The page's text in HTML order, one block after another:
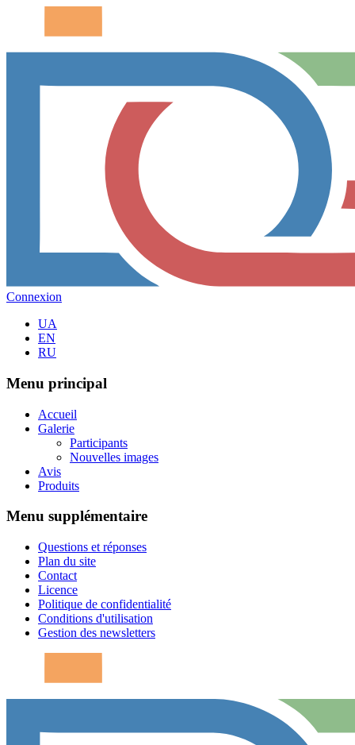
Connexion
UA
EN
RU
Menu principal
Accueil
Galerie
Participants
Nouvelles images
Avis
Produits
Menu supplémentaire
Questions et réponses
Plan du site
Contact
Licence
Politique de confidentialité
Conditions d'utilisation
Gestion des newsletters